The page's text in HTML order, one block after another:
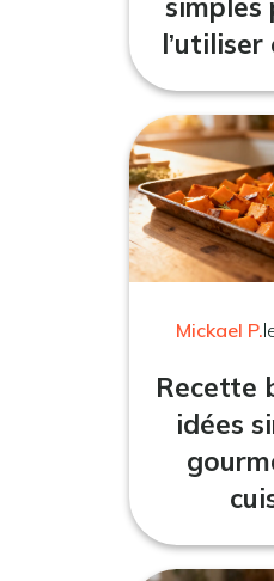
l’utiliser
Mickael P.
Recette
idées